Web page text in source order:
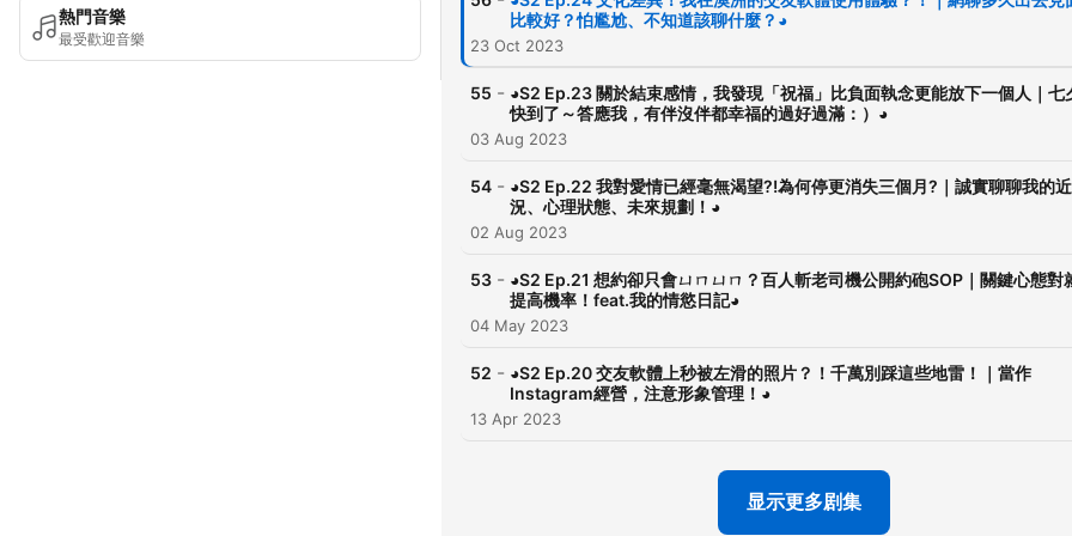
熱門音樂
最受歡迎音樂
比較好？怕尷尬、不知道該聊什麼？◕
23 Oct 2023
55 - ◕S2 Ep.23 關於結束感情，我發現「祝福」比負面執念更能放下一個人｜七
快到了～答應我，有伴沒伴都幸福的過好過滿：）◕
03 Aug 2023
54 - ◕S2 Ep.22 我對愛情已經毫無渴望?!為何停更消失三個月?｜誠實聊聊我的近
況、心理狀態、未來規劃！◕
02 Aug 2023
53 - ◕S2 Ep.21 想約卻只會ㄩㄇㄩㄇ？百人斬老司機公開約砲SOP｜關鍵心態對
提高機率！feat.我的情慾日記◕
04 May 2023
52 - ◕S2 Ep.20 交友軟體上秒被左滑的照片？！千萬別踩這些地雷！｜當作
Instagram經營，注意形象管理！◕
13 Apr 2023
显示更多剧集